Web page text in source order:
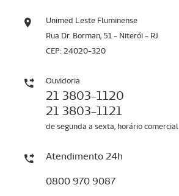
Unimed Leste Fluminense
Rua Dr. Borman, 51 - Niterói - RJ
CEP: 24020-320
Ouvidoria
21 3803-1120
21 3803-1121
de segunda a sexta, horário comercial
Atendimento 24h
0800 970 9087